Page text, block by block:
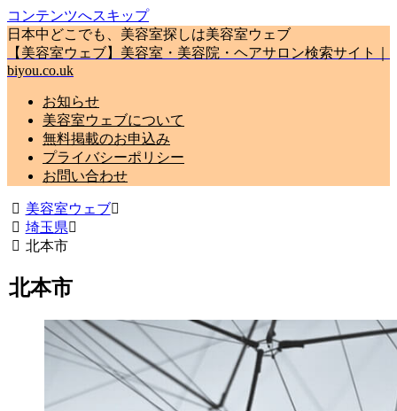
コンテンツへスキップ
日本中どこでも、美容室探しは美容室ウェブ
【美容室ウェブ】美容室・美容院・ヘアサロン検索サイト｜
biyou.co.uk
お知らせ
美容室ウェブについて
無料掲載のお申込み
プライバシーポリシー
お問い合わせ
美容室ウェブ
埼玉県
北本市
北本市